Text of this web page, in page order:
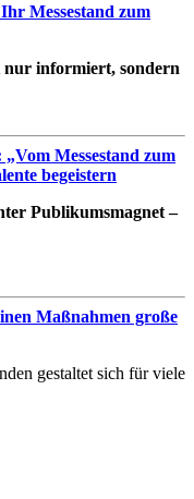
Messestand zum
nur informiert, sondern
Messestand zum
begeistern
Publikumsmagnet –
Maßnahmen große
gestaltet sich für viele